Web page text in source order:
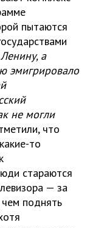
пытаются
а
эмигрировало
не могли
что
то
стараются
— за
поднять